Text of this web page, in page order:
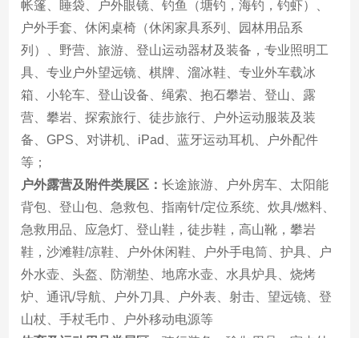
帐篷、睡袋、户外眼镜、钓鱼（塘钓，海钓，钓虾）、
户外手套、休闲桌椅（休闲家具系列、园林用品系
列）、野营、旅游、登山运动器材及装备，专业照明工
具、专业户外望远镜、棋牌、溜冰鞋、专业外车载冰
箱、小轮车、登山设备、绳索、抱石攀岩、登山、露
营、攀岩、探索旅行、徒步旅行、户外运动服装及装
备、GPS、对讲机、iPad、蓝牙运动耳机、户外配件
等；
户外露营及附件类展区：长途旅游、户外房车、太阳能
背包、登山包、急救包、指南针/定位系统、炊具/燃料、
急救用品、应急灯、登山鞋，徒步鞋，高山靴，攀岩
鞋，沙滩鞋/凉鞋、户外休闲鞋、户外手电筒、护具、户
外水壶、头盔、防潮垫、地席水壶、水具炉具、烧烤
炉、通讯/导航、户外刀具、户外表、射击、望远镜、登
山杖、手杖毛巾、户外移动电源等